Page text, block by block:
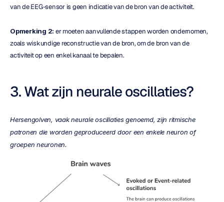
van de EEG-sensor is geen indicatie van de bron van de activiteit.
Opmerking 2: er moeten aanvullende stappen worden ondernomen,
zoals wiskundige reconstructie van de bron, om de bron van de
activiteit op een enkel kanaal te bepalen.
3. Wat zijn neurale oscillaties?
Hersengolven, vaak neurale oscillaties genoemd, zijn ritmische
patronen die worden geproduceerd door een enkele neuron of
groepen neuronen.